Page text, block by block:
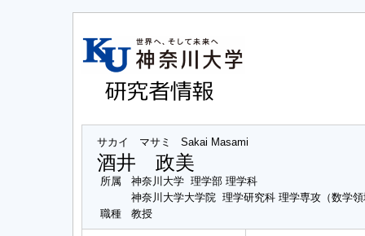
サカイ マサミ Sakai Masami
酒井 政美
所属
神奈川大学 理学部 理学科
神奈川大学大学院 理学研究科 理学専攻（数学
職種
教授